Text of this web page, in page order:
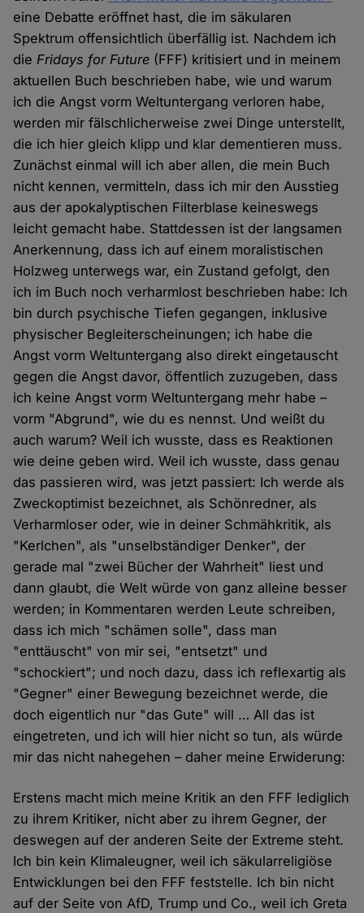
eine Debatte eröffnet hast, die im säkularen
Spektrum offensichtlich überfällig ist. Nachdem ich
dieFridays for Future (FFF) kritisiert und in meinem
aktuellen Buch beschrieben habe, wie und warum
ich die Angst vorm Weltuntergang verloren habe,
werden mir fälschlicherweise zwei Dinge unterstellt,
die ich hier gleich klipp und klar dementieren muss.
Zunächst einmal will ich aber allen, die mein Buch
nicht kennen, vermitteln, dass ich mir den Ausstieg
aus der apokalyptischen Filterblase keineswegs
leicht gemacht habe. Stattdessen ist der langsamen
Anerkennung, dass ich auf einem moralistischen
Holzweg unterwegs war, ein Zustand gefolgt, den
ich im Buch noch verharmlost beschrieben habe: Ich
bin durch psychische Tiefen gegangen, inklusive
physischer Begleiterscheinungen; ich habe die
Angst vorm Weltuntergang also direkt eingetauscht
gegen die Angst davor, öffentlich zuzugeben, dass
ich keine Angst vorm Weltuntergang mehr habe –
vorm "Abgrund", wie du es nennst. Und weißt du
auch warum? Weil ich wusste, dass es Reaktionen
wie deine geben wird. Weil ich wusste, dass genau
das passieren wird, was jetzt passiert: Ich werde als
Zweckoptimist bezeichnet, als Schönredner, als
Verharmloser oder, wie in deiner Schmähkritik, als
"Kerlchen", als "unselbständiger Denker", der
gerade mal "zwei Bücher der Wahrheit" liest und
dann glaubt, die Welt würde von ganz alleine besser
werden; in Kommentaren werden Leute schreiben,
dass ich mich "schämen solle", dass man
"enttäuscht" von mir sei, "entsetzt" und
"schockiert"; und noch dazu, dass ich reflexartig als
"Gegner" einer Bewegung bezeichnet werde, die
doch eigentlich nur "das Gute" will … All das ist
eingetreten, und ich will hier nicht so tun, als würde
mir das nicht nahegehen – daher meine Erwiderung:
Erstens macht mich meine Kritik an den FFF lediglich
zu ihrem Kritiker, nicht aber zu ihrem Gegner, der
deswegen auf der anderen Seite der Extreme steht.
Ich bin kein Klimaleugner, weil ich säkularreligiöse
Entwicklungen bei den FFF feststelle. Ich bin nicht
auf der Seite von AfD, Trump und Co., weil ich Greta